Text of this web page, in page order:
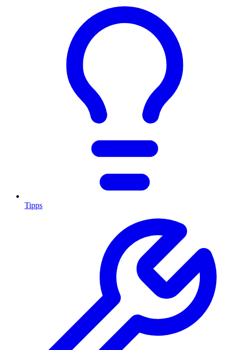
Tipps